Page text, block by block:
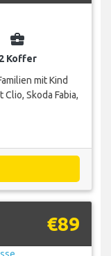
business_center
2 Koffer
mit Kind
Skoda Fabia,
€89